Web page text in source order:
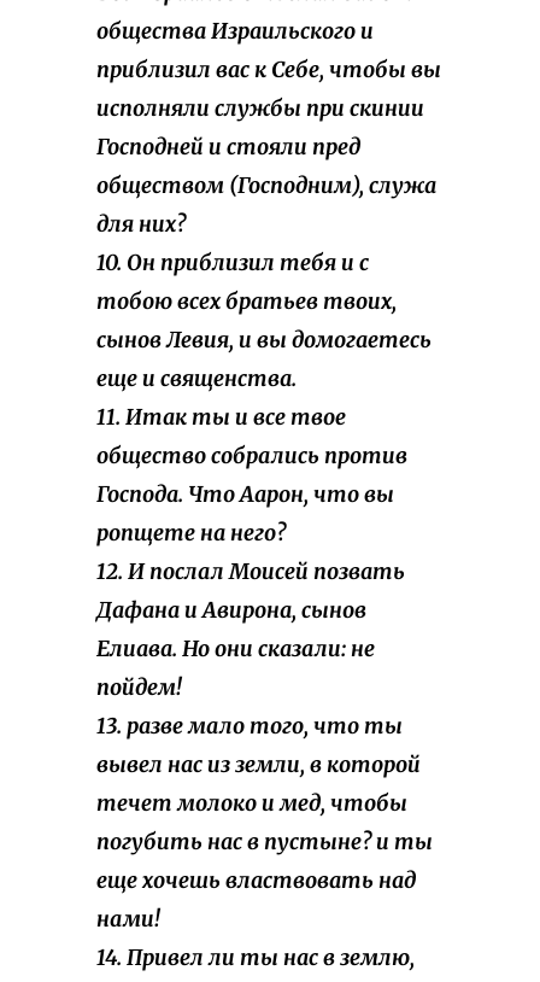
общества Израильского и
приблизил вас к Себе, чтобы вы
исполняли службы при скинии
Господней и стояли пред
обществом (Господним), служа
для них?
10. Он приблизил тебя и с
тобою всех братьев твоих,
сынов Левия, и вы домогаетесь
еще и священства.
11. Итак ты и все твое
общество собрались против
Господа. Что Аарон, что вы
ропщете на него?
12. И послал Моисей позвать
Дафана и Авирона, сынов
Елиава. Но они сказали: не
пойдем!
13. разве мало того, что ты
вывел нас из земли, в которой
течет молоко и мед, чтобы
погубить нас в пустыне? и ты
еще хочешь властвовать над
нами!
14. Привел ли ты нас в землю,